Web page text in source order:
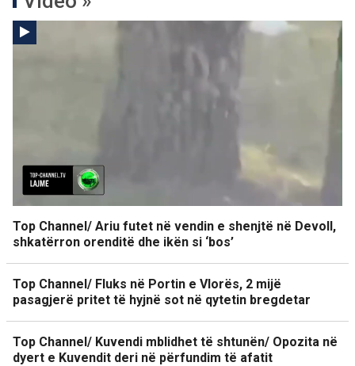
Top Channel/ Ariu futet në vendin e shenjtë në Devoll,
shkatërron orenditë dhe ikën si ‘bos’
Top Channel/ Fluks në Portin e Vlorës, 2 mijë
pasagjerë pritet të hyjnë sot në qytetin bregdetar
Top Channel/ Kuvendi mblidhet të shtunën/ Opozita në
dyert e Kuvendit deri në përfundim të afatit